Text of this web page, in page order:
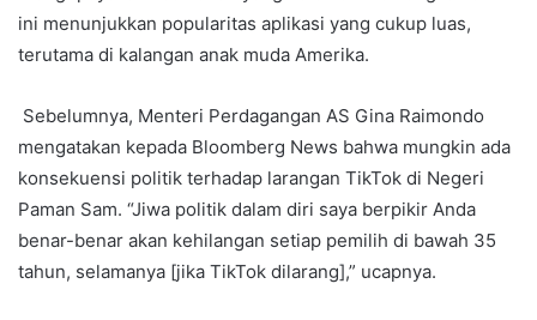
ini menunjukkan popularitas aplikasi yang cukup luas,
terutama di kalangan anak muda Amerika.
Sebelumnya, Menteri Perdagangan AS Gina Raimondo
mengatakan kepada Bloomberg News bahwa mungkin ada
konsekuensi politik terhadap larangan TikTok di Negeri
Paman Sam. “Jiwa politik dalam diri saya berpikir Anda
benar-benar akan kehilangan setiap pemilih di bawah 35
tahun, selamanya [jika TikTok dilarang],” ucapnya.